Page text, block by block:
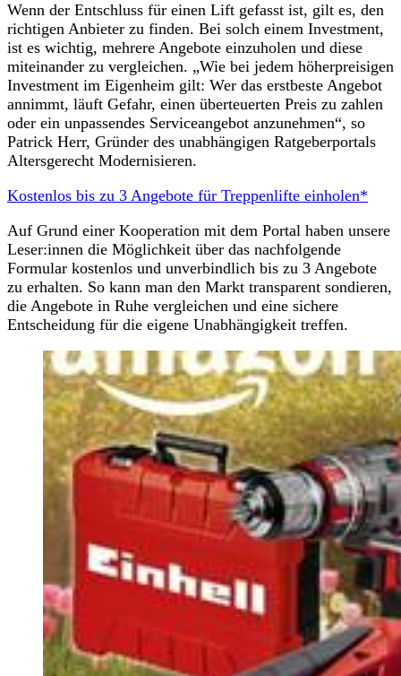
Wenn der Entschluss für einen Lift gefasst ist, gilt es, den
richtigen Anbieter zu finden. Bei solch einem Investment,
ist es wichtig, mehrere Angebote einzuholen und diese
miteinander zu vergleichen. „Wie bei jedem höherpreisigen
Investment im Eigenheim gilt: Wer das erstbeste Angebot
annimmt, läuft Gefahr, einen überteuerten Preis zu zahlen
oder ein unpassendes Serviceangebot anzunehmen“, so
Patrick Herr, Gründer des unabhängigen Ratgeberportals
Altersgerecht Modernisieren.
Kostenlos bis zu 3 Angebote für Treppenlifte einholen*
Auf Grund einer Kooperation mit dem Portal haben unsere
Leser:innen die Möglichkeit über das nachfolgende
Formular kostenlos und unverbindlich bis zu 3 Angebote
zu erhalten. So kann man den Markt transparent sondieren,
die Angebote in Ruhe vergleichen und eine sichere
Entscheidung für die eigene Unabhängigkeit treffen.